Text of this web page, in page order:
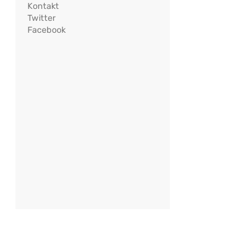
Kontakt
Twitter
Facebook